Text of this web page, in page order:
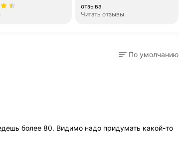
отзыва
Читать отзывы
По умолчанию
более 80. Видимо надо придумать какой-то